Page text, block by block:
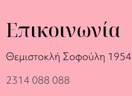
Επικοινωνία
Θεμιστοκλή Σοφούλη 19
2314 088 088